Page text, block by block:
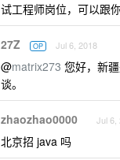
试工程师岗位，可以跟
27Z OP Jul 6, 2018
@matrix273 您好，新
谈。
zhaozhao0000 Jul 6,
北京招 java 吗